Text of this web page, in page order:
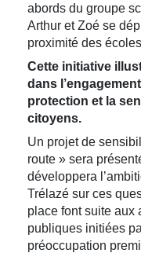
abords du groupe
Arthur et Zoé se
proximité des
Cette initiative
dans
protection et la
citoyens.
Un projet de
route » sera
développera
Trélazé sur ces
place font suite aux
publiques initiées
préoccupation